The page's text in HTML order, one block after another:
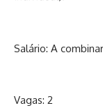
Salário: A
Vagas: 2